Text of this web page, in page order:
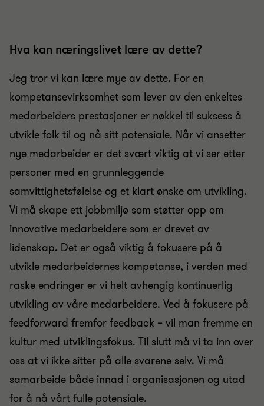
Hva kan næringslivet lære av dette?
Jeg tror vi kan lære mye av dette. For en
kompetansevirksomhet som lever av den enkeltes
medarbeiders prestasjoner er nøkkel til suksess å
utvikle folk til og nå sitt potensiale. Når vi ansetter
nye medarbeider er det svært viktig at vi ser etter
personer med en grunnleggende
samvittighetsfølelse og et klart ønske om utvikling.
Vi må skape ett jobbmiljø som støtter opp om
innovative medarbeidere som er drevet av
lidenskap. Det er også viktig å fokusere på å
utvikle medarbeidernes kompetanse, i verden med
raske endringer er vi helt avhengig kontinuerlig
utvikling av våre medarbeidere. Ved å fokusere på
feedforward fremfor feedback – vil man fremme en
kultur med utviklingsfokus. Til slutt må vi ta inn over
oss at vi ikke sitter på alle svarene selv. Vi må
samarbeide både innad i organisasjonen og utad
for å nå vårt fulle potensiale.